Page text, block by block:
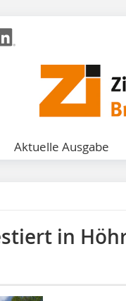
Aktuelle Ausgabe
in